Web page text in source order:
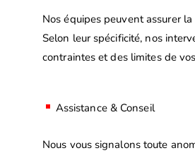
Nos équipes peuvent assurer
Selon leur spécificité, nos
contraintes et des limites de
Assistance & Conseil
Nous vous signalons toute